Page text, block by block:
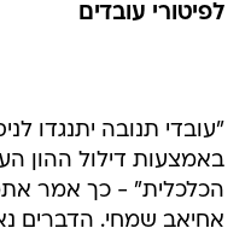
לפיטורי עובדים
"עובדי תנובה יתנגדו
באמצעות דילול ההון
הכלכלית" - כך אמר
אחיאב שמחי. הדברים